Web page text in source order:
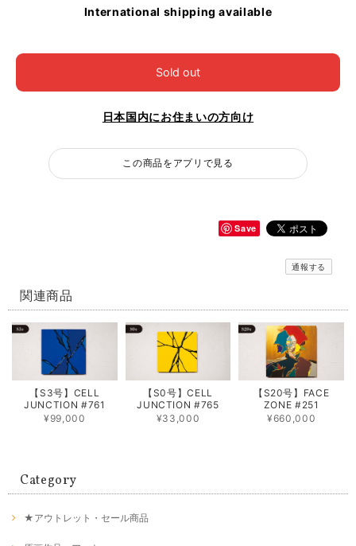
International shipping available
Sold out
日本国内にお住まいの方向け
この商品をアプリで見る
Save
通報する
関連商品
【S3号】CELL
JUNCTION #761
¥99,000
【S0号】CELL
JUNCTION #765
¥33,000
【S20号】FACE
ZONE #251
¥660,000
Category
★アウトレット・セール商品